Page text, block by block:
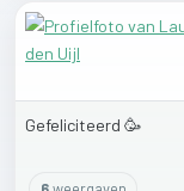
Gefeliciteerd 🥳